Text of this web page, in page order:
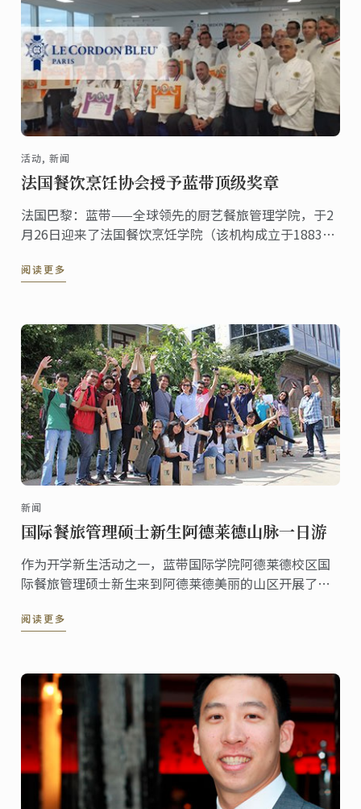
活动, 新闻
法国餐饮烹饪协会授予蓝带顶级奖章
法国巴黎：蓝带——全球领先的厨艺餐旅管理学院，于2
月26日迎来了法国餐饮烹饪学院（该机构成立于1883
师举行会员入会仪式，同时也介绍了“Trophée
阅读更多
新闻
国际餐旅管理硕士新生阿德莱德山脉一日游
作为开学新生活动之一，蓝带国际学院阿德莱德校区国
际餐旅管理硕士新生来到阿德莱德美丽的山区开展了一
阅读更多